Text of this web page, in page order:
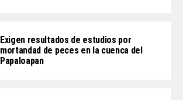
Exigen resultados de estudios por
mortandad de peces en la cuenca del
Papaloapan